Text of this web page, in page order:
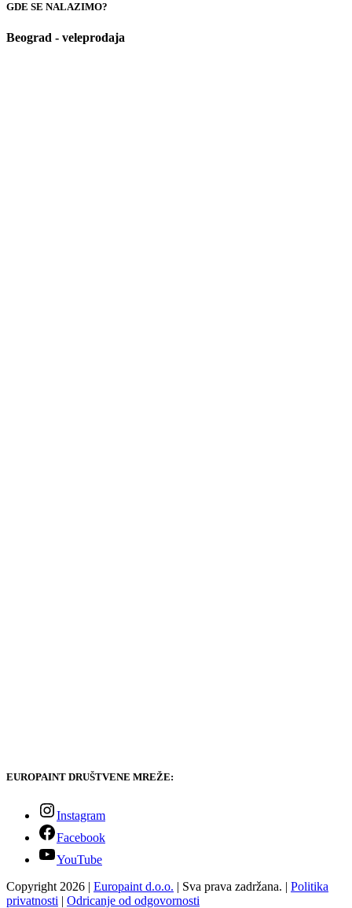
GDE SE NALAZIMO?
Beograd - veleprodaja
EUROPAINT DRUŠTVENE MREŽE:
Instagram
Facebook
YouTube
Copyright 2026 | Europaint d.o.o. | Sva prava zadržana. | Politika
privatnosti | Odricanje od odgovornosti